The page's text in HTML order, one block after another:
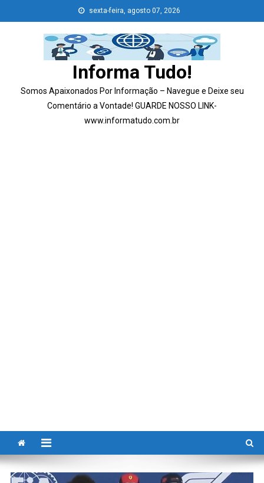
to
sexta-feira, agosto 07, 2026
Informa Tudo!
Somos Apaixonados Por Informação – Navegue e Deixe seu
Comentário a Vontade! GUARDE NOSSO LINK-
www.informatudo.com.br